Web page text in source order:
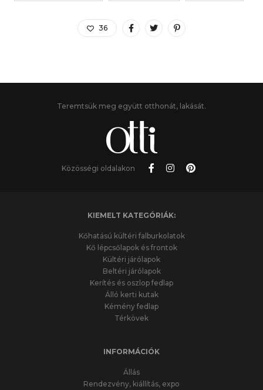
36
Teremtsük meg együtt otthonát, lakását.
Közösségi oldalakon
KIEMELT KATEGÓRIÁK:
Kőhatású kültéri falburkolatok
Kő lépcsőlapok és frontok
Kültéri járólapok
Beltéri járólapok
Kerítés és oszlop fedlap
Álló kerti kutak
Kémény fedlap
Térkövek
INFORMÁCIÓK
Állás
Rendezvény, kiállítás, expo